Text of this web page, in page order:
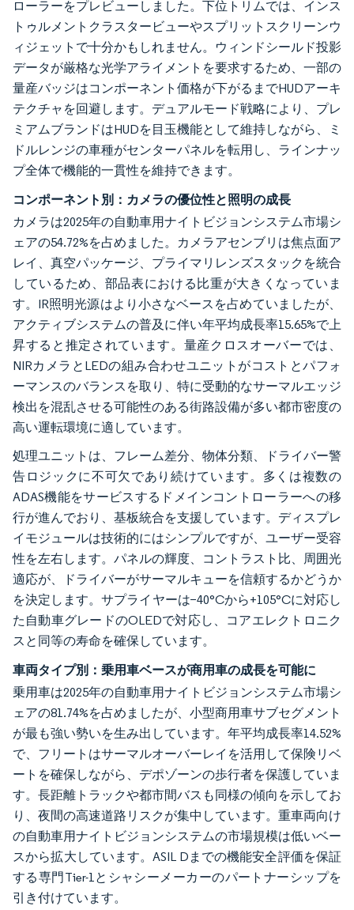
ローラーをプレビューしました。下位トリムでは、インス
トゥルメントクラスタービューやスプリットスクリーンウ
ィジェットで十分かもしれません。ウィンドシールド投影
データが厳格な光学アライメントを要求するため、一部の
量産バッジはコンポーネント価格が下がるまでHUDアーキ
テクチャを回避します。デュアルモード戦略により、プレ
ミアムブランドはHUDを目玉機能として維持しながら、ミ
ドルレンジの車種がセンターパネルを転用し、ラインナッ
プ全体で機能的一貫性を維持できます。
コンポーネント別：カメラの優位性と照明の成長
カメラは2025年の自動車用ナイトビジョンシステム市場シ
ェアの54.72%を占めました。カメラアセンブリは焦点面ア
レイ、真空パッケージ、プライマリレンズスタックを統合
しているため、部品表における比重が大きくなっていま
す。IR照明光源はより小さなベースを占めていましたが、
アクティブシステムの普及に伴い年平均成長率15.65%で上
昇すると推定されています。量産クロスオーバーでは、
NIRカメラとLEDの組み合わせユニットがコストとパフォ
ーマンスのバランスを取り、特に受動的なサーマルエッジ
検出を混乱させる可能性のある街路設備が多い都市密度の
高い運転環境に適しています。
処理ユニットは、フレーム差分、物体分類、ドライバー警
告ロジックに不可欠であり続けています。多くは複数の
ADAS機能をサービスするドメインコントローラーへの移
行が進んでおり、基板統合を支援しています。ディスプレ
イモジュールは技術的にはシンプルですが、ユーザー受容
性を左右します。パネルの輝度、コントラスト比、周囲光
適応が、ドライバーがサーマルキューを信頼するかどうか
を決定します。サプライヤーは−40°Cから+105°Cに対応し
た自動車グレードのOLEDで対応し、コアエレクトロニク
スと同等の寿命を確保しています。
車両タイプ別：乗用車ベースが商用車の成長を可能に
乗用車は2025年の自動車用ナイトビジョンシステム市場シ
ェアの81.74%を占めましたが、小型商用車サブセグメント
が最も強い勢いを生み出しています。年平均成長率14.52%
で、フリートはサーマルオーバーレイを活用して保険リベ
ートを確保しながら、デポゾーンの歩行者を保護していま
す。長距離トラックや都市間バスも同様の傾向を示してお
り、夜間の高速道路リスクが集中しています。重車両向け
の自動車用ナイトビジョンシステムの市場規模は低いベー
スから拡大しています。ASIL Dまでの機能安全評価を保証
する専門Tier-1とシャシーメーカーのパートナーシップを
引き付けています。